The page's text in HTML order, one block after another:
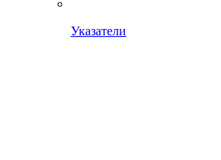
Указатели